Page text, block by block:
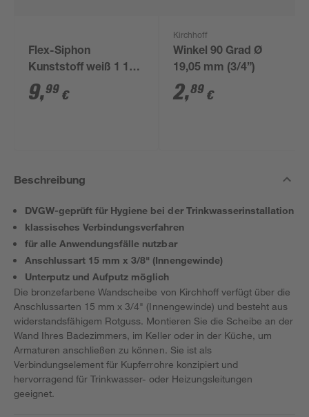
Flex-Siphon
Kunststoff weiß 1 1/2'
x 40/50 mm
9,99 €
Kirchhoff
Winkel 90 Grad Ø
19,05 mm (3/4”)
2,89 €
Beschreibung
DVGW-geprüft für Hygiene bei der Trinkwasserinstallation
klassisches Verbindungsverfahren
für alle Anwendungsfälle nutzbar
Anschlussart 15 mm x 3/8" (Innengewinde)
Unterputz und Aufputz möglich
Die bronzefarbene Wandscheibe von Kirchhoff verfügt über die
Anschlussarten 15 mm x 3/4" (Innengewinde) und besteht aus
widerstandsfähigem Rotguss. Montieren Sie die Scheibe an der
Wand Ihres Badezimmers, im Keller oder in der Küche, um
Armaturen anschließen zu können. Sie ist als
Verbindungselement für Kupferrohre konzipiert und
hervorragend für Trinkwasser- oder Heizungsleitungen
geeignet.